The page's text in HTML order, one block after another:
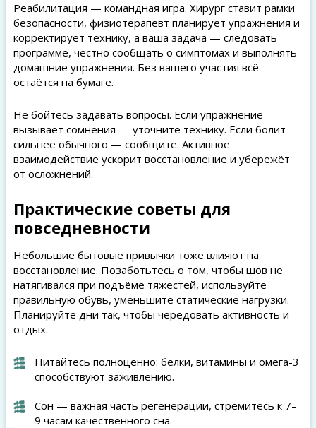
Реабилитация — командная игра. Хирург ставит рамки
безопасности, физиотерапевт планирует упражнения и
корректирует технику, а ваша задача — следовать
программе, честно сообщать о симптомах и выполнять
домашние упражнения. Без вашего участия всё
остаётся на бумаге.
Не бойтесь задавать вопросы. Если упражнение
вызывает сомнения — уточните технику. Если болит
сильнее обычного — сообщите. Активное
взаимодействие ускорит восстановление и убережёт
от осложнений.
Практические советы для
повседневности
Небольшие бытовые привычки тоже влияют на
восстановление. Позаботьтесь о том, чтобы шов не
натягивался при подъёме тяжестей, используйте
правильную обувь, уменьшите статические нагрузки.
Планируйте дни так, чтобы чередовать активность и
отдых.
Питайтесь полноценно: белки, витамины и омега-3
способствуют заживлению.
Сон — важная часть регенерации, стремитесь к 7–
9 часам качественного сна.